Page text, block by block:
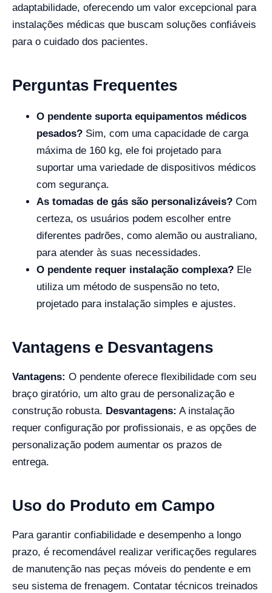
adaptabilidade, oferecendo um valor excepcional para
instalações médicas que buscam soluções confiáveis
para o cuidado dos pacientes.
Perguntas Frequentes
O pendente suporta equipamentos médicos
pesados? Sim, com uma capacidade de carga
máxima de 160 kg, ele foi projetado para
suportar uma variedade de dispositivos médicos
com segurança.
As tomadas de gás são personalizáveis? Com
certeza, os usuários podem escolher entre
diferentes padrões, como alemão ou australiano,
para atender às suas necessidades.
O pendente requer instalação complexa? Ele
utiliza um método de suspensão no teto,
projetado para instalação simples e ajustes.
Vantagens e Desvantagens
Vantagens: O pendente oferece flexibilidade com seu
braço giratório, um alto grau de personalização e
construção robusta. Desvantagens: A instalação
requer configuração por profissionais, e as opções de
personalização podem aumentar os prazos de
entrega.
Uso do Produto em Campo
Para garantir confiabilidade e desempenho a longo
prazo, é recomendável realizar verificações regulares
de manutenção nas peças móveis do pendente e em
seu sistema de frenagem. Contatar técnicos treinados